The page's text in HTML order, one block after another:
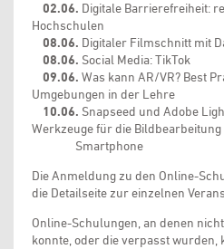
02.06. Digitale Barrierefreiheit:
Hochschulen
08.06. Digitaler Filmschnitt mit
08.06. Social Media: TikTok
09.06. Was kann AR/VR? Best
Umgebungen in der Lehre
10.06. Snapseed und Adobe
Werkzeuge für die
Smartphone
Die Anmeldung zu den Online-
die Detailseite zur einzelnen
Online-Schulungen, an denen
konnte, oder die verpasst wurden,